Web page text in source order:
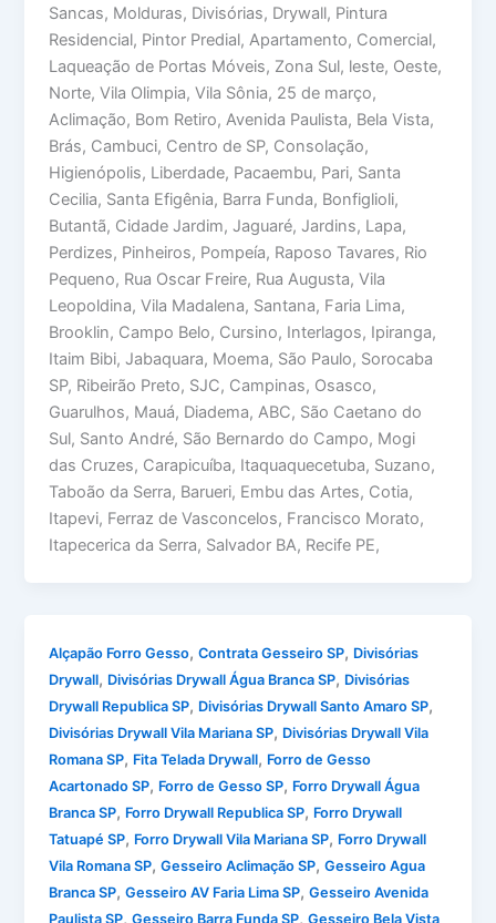
Sancas, Molduras, Divisórias, Drywall, Pintura
Residencial, Pintor Predial, Apartamento, Comercial,
Laqueação de Portas Móveis, Zona Sul, leste, Oeste,
Norte, Vila Olimpia, Vila Sônia, 25 de março,
Aclimação, Bom Retiro, Avenida Paulista, Bela Vista,
Brás, Cambuci, Centro de SP, Consolação,
Higienópolis, Liberdade, Pacaembu, Pari, Santa
Cecilia, Santa Efigênia, Barra Funda, Bonfiglioli,
Butantã, Cidade Jardim, Jaguaré, Jardins, Lapa,
Perdizes, Pinheiros, Pompeía, Raposo Tavares, Rio
Pequeno, Rua Oscar Freire, Rua Augusta, Vila
Leopoldina, Vila Madalena, Santana, Faria Lima,
Brooklin, Campo Belo, Cursino, Interlagos, Ipiranga,
Itaim Bibi, Jabaquara, Moema, São Paulo, Sorocaba
SP, Ribeirão Preto, SJC, Campinas, Osasco,
Guarulhos, Mauá, Diadema, ABC, São Caetano do
Sul, Santo André, São Bernardo do Campo, Mogi
das Cruzes, Carapicuíba, Itaquaquecetuba, Suzano,
Taboão da Serra, Barueri, Embu das Artes, Cotia,
Itapevi, Ferraz de Vasconcelos, Francisco Morato,
Itapecerica da Serra, Salvador BA, Recife PE,
Alçapão Forro Gesso,Contrata Gesseiro SP, Divisórias
Drywall, Divisórias Drywall Água Branca SP, Divisórias
Drywall Republica SP, Divisórias Drywall Santo Amaro SP,
Divisórias Drywall Vila Mariana SP, Divisórias Drywall Vila
Romana SP, Fita Telada Drywall, Forro de Gesso
Acartonado SP, Forro de Gesso SP, Forro Drywall Água
Branca SP, Forro Drywall Republica SP, Forro Drywall
Tatuapé SP, Forro Drywall Vila Mariana SP, Forro Drywall
Vila Romana SP,Gesseiro Aclimação SP,Gesseiro Agua
Branca SP,Gesseiro AV Faria Lima SP,Gesseiro Avenida
Paulista SP,Gesseiro Barra Funda SP,Gesseiro Bela Vista